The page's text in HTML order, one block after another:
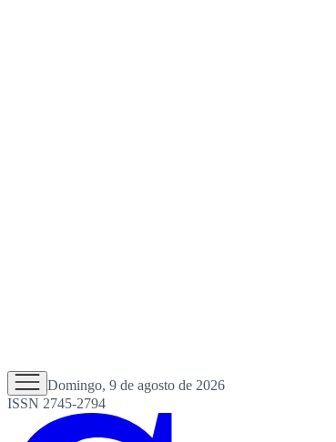
Domingo, 9 de agosto de 2026
ISSN 2745-2794